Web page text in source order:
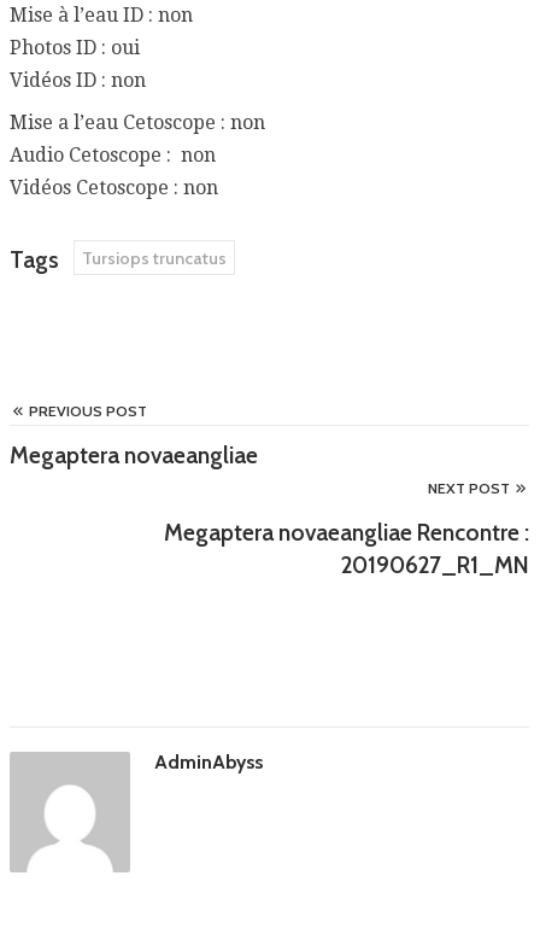
Mise à l’eau ID : non
Photos ID : oui
Vidéos ID : non
Mise a l’eau Cetoscope : non
Audio Cetoscope : non
Vidéos Cetoscope : non
Tags Tursiops truncatus
PREVIOUS POST
Megaptera novaeangliae
NEXT POST
Megaptera novaeangliae Rencontre :
20190627_R1_MN
AdminAbyss